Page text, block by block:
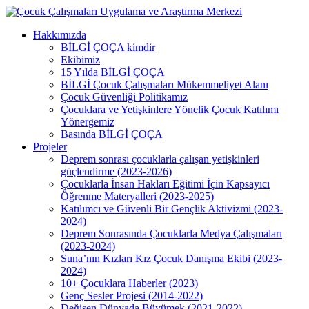
Skip
main
Menu
Hakkımızda
BİLGİ ÇOÇA kimdir
Ekibimiz
15 Yılda BİLGİ ÇOÇA
BİLGİ Çocuk Çalışmaları Mükemmeliyet Alanı
Çocuk Güvenliği Politikamız
Çocuklara ve Yetişkinlere Yönelik Çocuk Katılımı
Yönergemiz
Basında BİLGİ ÇOÇA
Projeler
Deprem sonrası çocuklarla çalışan yetişkinleri
güçlendirme (2023-2026)
Çocuklarla İnsan Hakları Eğitimi İçin Kapsayıcı
Öğrenme Materyalleri (2023-2025)
Katılımcı ve Güvenli Bir Gençlik Aktivizmi (2023-
2024)
Deprem Sonrasında Çocuklarla Medya Çalışmaları
(2023-2024)
Suna’nın Kızları Kız Çocuk Danışma Ekibi (2023-
2024)
10+ Çocuklara Haberler (2023)
Genç Sesler Projesi (2014-2022)